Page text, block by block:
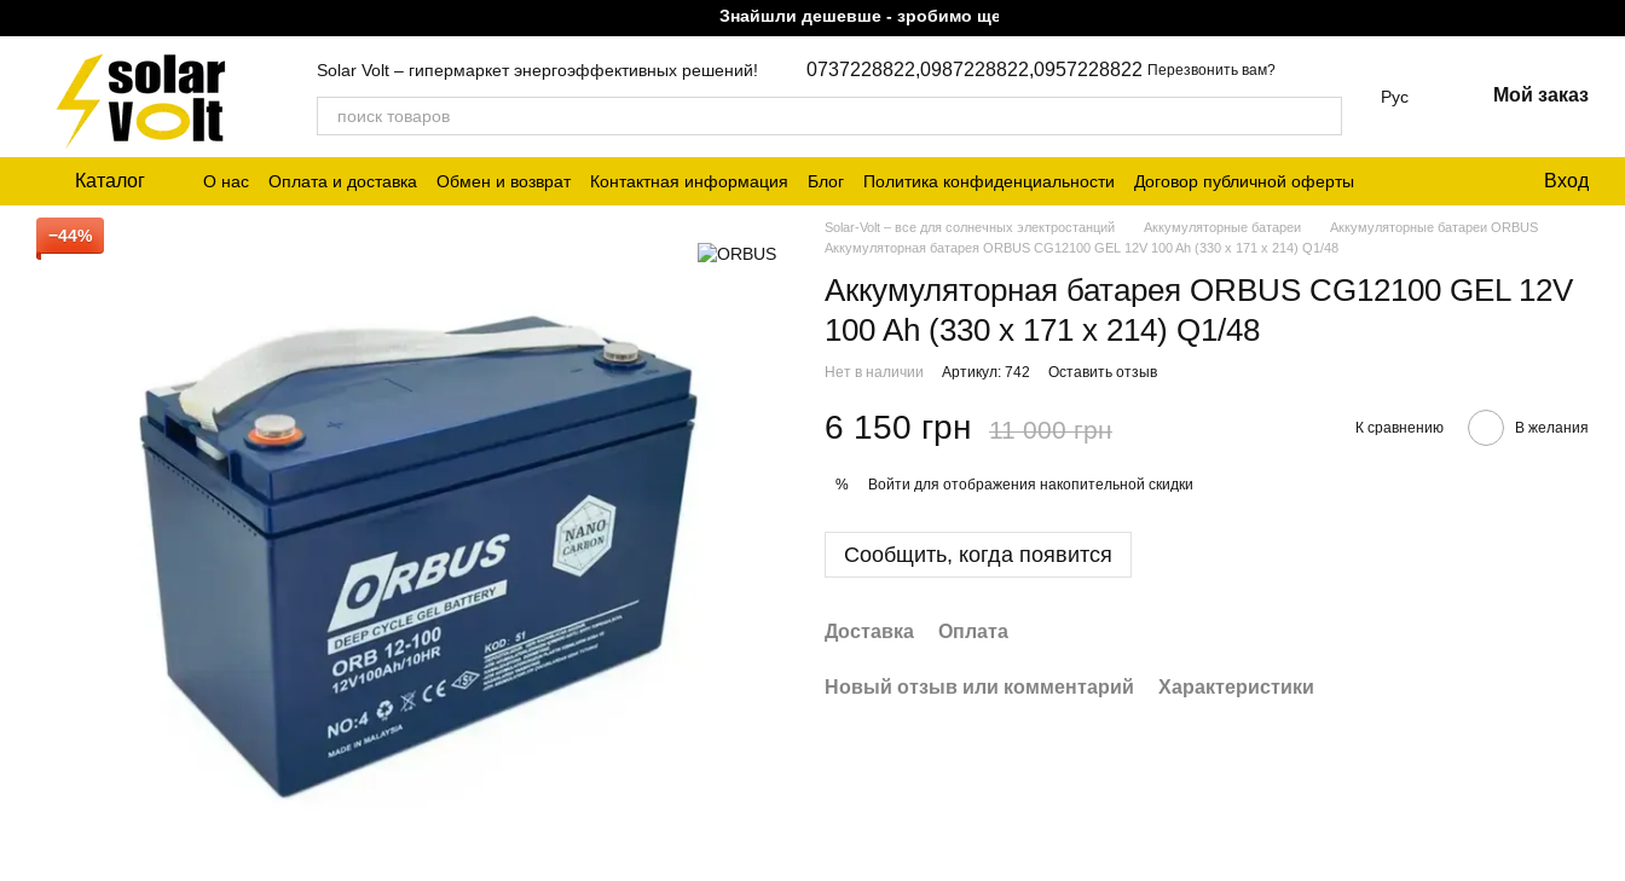
Знайшли дешевше - зробимо ще дешевше!
Solar Volt – гипермаркет энергоэффективных решений! 0737228822,0987228822,0957228822 Перезвонить вам?
Рус Мой заказ
Каталог О нас Оплата и доставка Обмен и возврат Контактная информация Блог Политика конфиденциальности Договор публичной оферты Вход
−44% Solar-Volt – все для солнечных электростанций Аккумуляторные батареи
Аккумуляторные батареи ORBUS
Аккумуляторная батарея ORBUS CG12100 GEL 12V 100 Ah (330 x 171 x 214) Q1/48
Аккумуляторная батарея ORBUS CG12100 GEL 12V
100 Ah (330 x 171 x 214) Q1/48
Нет в наличии Артикул: 742 Оставить отзыв
6 150 грн 11 000 грн К сравнению В желания
% Войти для отображения накопительной скидки
Сообщить, когда появится
Доставка Оплата
Новый отзыв или комментарий Характеристики